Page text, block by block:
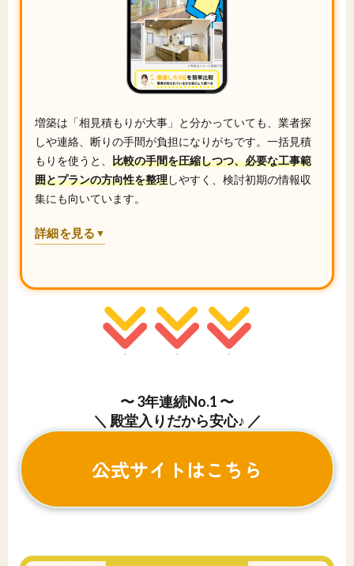
増築は「相見積もりが大事」と分かっていても、業者探
しや連絡、断りの手間が負担になりがちです。一括見積
もりを使うと、 比較の手間を圧縮しつつ、必要な工事範
囲とプランの方向性を整理しやすく、検討初期の情報収
集にも向いています。
詳細を見る ▼
〜 3年連続No.1 〜
＼ 殿堂入りだから安心♪ ／
公式サイトはこちら